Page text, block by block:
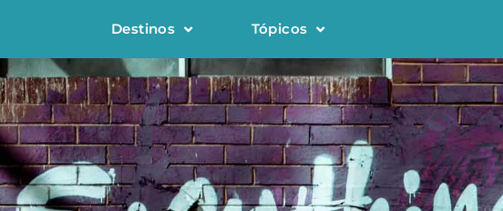
Destinos Tópicos